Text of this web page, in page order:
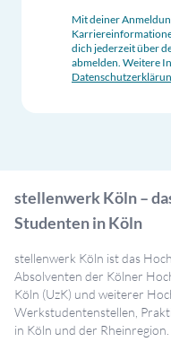
Mit deiner
dich jederzeit über
abmelden. Weitere
stellenwerk Köln –
Studenten in Köln
stellenwerk Köln ist das
Absolventen der Kölner
Köln (UzK) und weiterer
Werkstudentenstellen,
in Köln und der Rheinregion.